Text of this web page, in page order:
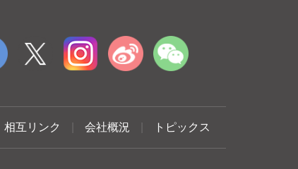
相互リンク 会社概況 トピックス